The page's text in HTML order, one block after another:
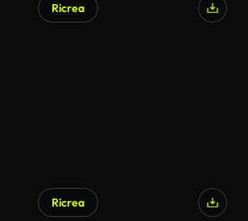
Ricrea
Ricrea